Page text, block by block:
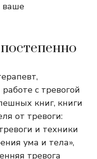
ваше
с тревогой
книг, книги
от тревоги:
и техники
ума и тела»,
тревога